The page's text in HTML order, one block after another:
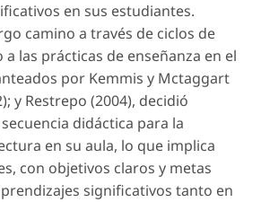
en sus estudiantes.
camino a través de ciclos de
las prácticas de enseñanza en el
por Kemmis y Mctaggart
y Restrepo (2004), decidió
didáctica para la
en su aula, lo que implica
con objetivos claros y metas
significativos tanto en